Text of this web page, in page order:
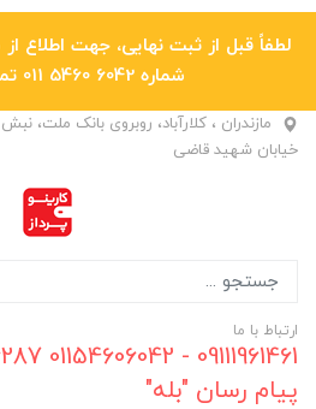
لطفاً قبل از ثبت نهایی، جهت
شماره 6042 5460 011 تماس بگیرید.
مازندران ، کلارآباد، روبروی بانک ملت، نبش
خیابان شهید قاضی
ارتباط با ما
پیام رسان "بله"